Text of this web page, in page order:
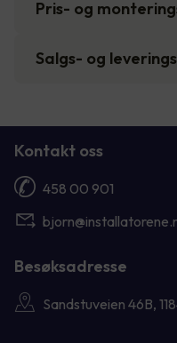
Pris- og
Salgs- og
Kontakt oss
458 00 901
Besøksadresse
Sandstuveien 46B,